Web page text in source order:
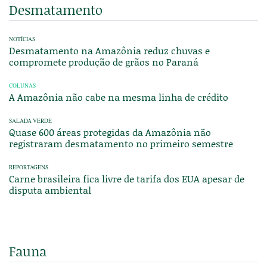
Desmatamento
NOTÍCIAS
Desmatamento na Amazônia reduz chuvas e
compromete produção de grãos no Paraná
COLUNAS
A Amazônia não cabe na mesma linha de crédito
SALADA VERDE
Quase 600 áreas protegidas da Amazônia não
registraram desmatamento no primeiro semestre
REPORTAGENS
Carne brasileira fica livre de tarifa dos EUA apesar de
disputa ambiental
Fauna